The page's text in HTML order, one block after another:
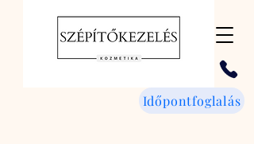
Időpontfoglalás